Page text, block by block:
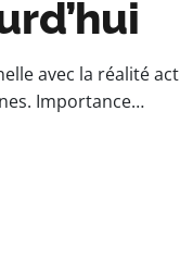
avec la réalité
Importance…